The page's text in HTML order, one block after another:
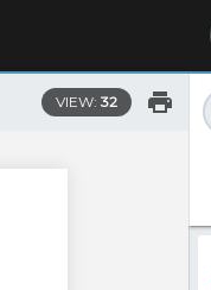
VIEW: 32